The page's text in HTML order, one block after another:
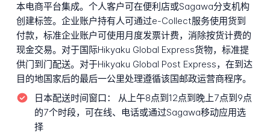
本电商平台集成。个人客户可在便利店或Sagawa分支机构
创建标签。企业账户持有人可通过e-Collect服务使用货到
付款，标准企业账户可使用月度发票计费，消除按货计费的
现金交易。对于国际Hikyaku Global Express货物，标准提
供门到门配送。对于Hikyaku Global Post Express，在到达
目的地国家后的最后一公里处理遵循该国邮政运营商程序。
日本配送时间窗口：
从上午8点到12点到晚上7点到9点
的7个时段，可在线、电话或通过Sagawa移动应用选
择